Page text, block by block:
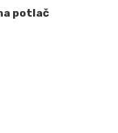
potlač